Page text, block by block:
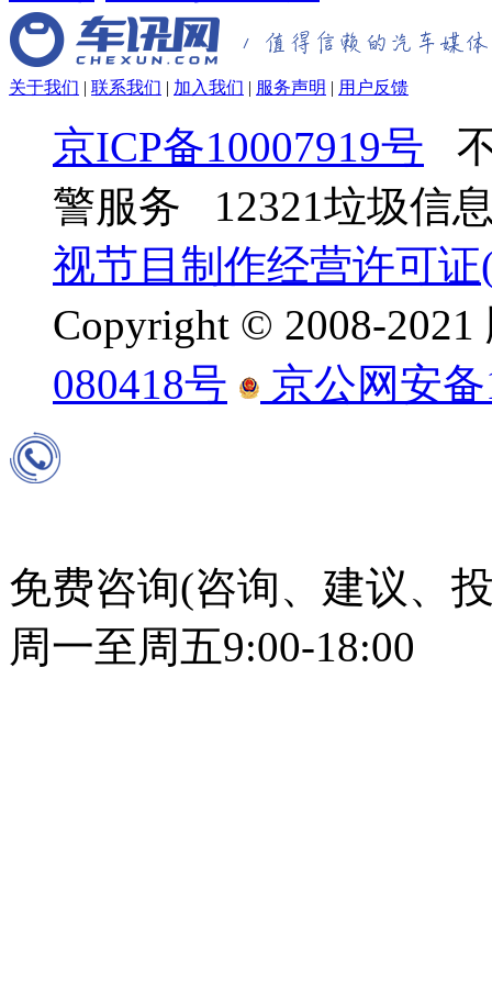
关于我们 | 联系我们 | 加入我们 | 服务声明 | 用户反馈
京ICP备10007919号
警服务 12321垃圾信
视节目制作经营许可证
Copyright © 2008-
080418号
京公网安备
免费咨询(咨询、建议、
周一至周五9:00-18:00